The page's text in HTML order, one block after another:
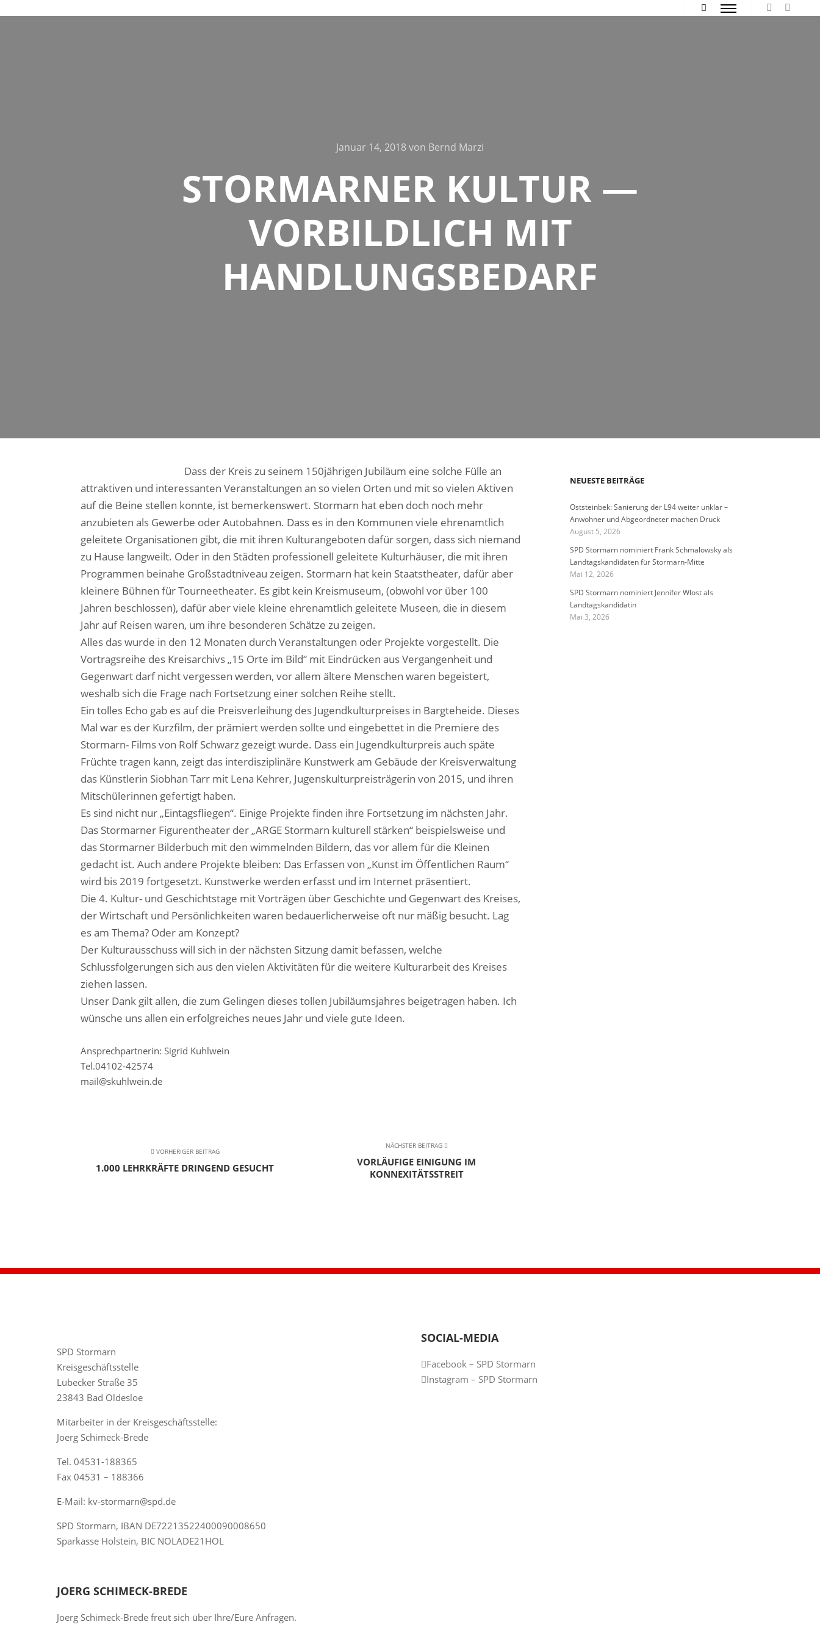
Hauptmenü
Januar 14, 2018von Bernd Marzi
STORMARNER KULTUR —
VORBILDLICH MIT
HANDLUNGSBEDARF
Dass der Kreis zu seinem 150jährigen Jubiläum eine solche Fülle an
attraktiven und interessanten Veranstaltungen an so vielen Orten und mit so vielen Aktiven
auf die Beine stellen konnte, ist bemerkenswert. Stormarn hat eben doch noch mehr
anzubieten als Gewerbe oder Autobahnen. Dass es in den Kommunen viele ehrenamtlich
geleitete Organisationen gibt, die mit ihren Kulturangeboten dafür sorgen, dass sich niemand
zu Hause langweilt. Oder in den Städten professionell geleitete Kulturhäuser, die mit ihren
Programmen beinahe Großstadtniveau zeigen. Stormarn hat kein Staatstheater, dafür aber
kleinere Bühnen für Tourneetheater. Es gibt kein Kreismuseum, (obwohl vor über 100
Jahren beschlossen), dafür aber viele kleine ehrenamtlich geleitete Museen, die in diesem
Jahr auf Reisen waren, um ihre besonderen Schätze zu zeigen.
Alles das wurde in den 12 Monaten durch Veranstaltungen oder Projekte vorgestellt. Die
Vortragsreihe des Kreisarchivs „15 Orte im Bild“ mit Eindrücken aus Vergangenheit und
Gegenwart darf nicht vergessen werden, vor allem ältere Menschen waren begeistert,
weshalb sich die Frage nach Fortsetzung einer solchen Reihe stellt.
Ein tolles Echo gab es auf die Preisverleihung des Jugendkulturpreises in Bargteheide. Dieses
Mal war es der Kurzfilm, der prämiert werden sollte und eingebettet in die Premiere des
Stormarn- Films von Rolf Schwarz gezeigt wurde. Dass ein Jugendkulturpreis auch späte
Früchte tragen kann, zeigt das interdisziplinäre Kunstwerk am Gebäude der Kreisverwaltung
das Künstlerin Siobhan Tarr mit Lena Kehrer, Jugenskulturpreisträgerin von 2015, und ihren
Mitschülerinnen gefertigt haben.
Es sind nicht nur „Eintagsfliegen“. Einige Projekte finden ihre Fortsetzung im nächsten Jahr.
Das Stormarner Figurentheater der „ARGE Stormarn kulturell stärken“ beispielsweise und
das Stormarner Bilderbuch mit den wimmelnden Bildern, das vor allem für die Kleinen
gedacht ist. Auch andere Projekte bleiben: Das Erfassen von „Kunst im Öffentlichen Raum“
wird bis 2019 fortgesetzt. Kunstwerke werden erfasst und im Internet präsentiert.
Die 4. Kultur- und Geschichtstage mit Vorträgen über Geschichte und Gegenwart des Kreises,
der Wirtschaft und Persönlichkeiten waren bedauerlicherweise oft nur mäßig besucht. Lag
es am Thema? Oder am Konzept?
Der Kulturausschuss will sich in der nächsten Sitzung damit befassen, welche
Schlussfolgerungen sich aus den vielen Aktivitäten für die weitere Kulturarbeit des Kreises
ziehen lassen.
Unser Dank gilt allen, die zum Gelingen dieses tollen Jubiläumsjahres beigetragen haben. Ich
wünsche uns allen ein erfolgreiches neues Jahr und viele gute Ideen.
Ansprechpartnerin: Sigrid Kuhlwein
​​Tel.04102-42574
​​mail@skuhlwein.de
VORHERIGER BEITRAG
1.000 LEHRKRÄFTE DRINGEND GESUCHT
NÄCHSTER BEITRAG
VORLÄUFIGE EINIGUNG IM
KONNEXITÄTSSTREIT
NEUESTE BEITRÄGE
Oststeinbek: Sanierung der L94 weiter unklar –
Anwohner und Abgeordneter machen Druck
August 5, 2026
SPD Stormarn nominiert Frank Schmalowsky als
Landtagskandidaten für Stormarn-Mitte
Mai 12, 2026
SPD Stormarn nominiert Jennifer Wlost als
Landtagskandidatin
Mai 3, 2026
SPD Stormarn
Kreisgeschäftsstelle
Lübecker Straße 35
23843 Bad Oldesloe
Mitarbeiter in der Kreisgeschäftsstelle:
Joerg Schimeck-Brede
Tel. 04531-188365
Fax 04531 – 188366
E-Mail: kv-stormarn@spd.de
SPD Stormarn, IBAN DE72213522400090008650
Sparkasse Holstein, BIC NOLADE21HOL
JOERG SCHIMECK-BREDE
Joerg Schimeck-Brede freut sich über Ihre/Eure Anfragen.
SOCIAL-MEDIA
Facebook – SPD Stormarn
Instagram – SPD Stormarn